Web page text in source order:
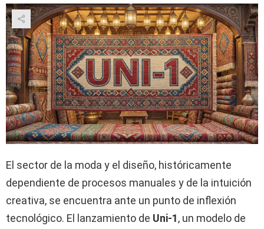
El sector de la moda y el diseño, históricamente
dependiente de procesos manuales y de la intuición
creativa, se encuentra ante un punto de inflexión
tecnológico. El lanzamiento de Uni-1, un modelo de